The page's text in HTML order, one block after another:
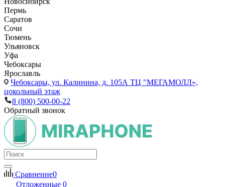
Пермь
Саратов
Сочи
Тюмень
Ульяновск
Уфа
Чебоксары
Ярославль
Чебоксары, ул. Калинина, д. 105А ТЦ "МЕГАМОЛЛ»,
цокольный этаж
8 (800) 500-00-22
Обратный звонок
Сравнение0
Отложенные 0